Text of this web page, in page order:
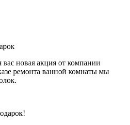
новая акция от компании
ремонта ванной комнаты мы